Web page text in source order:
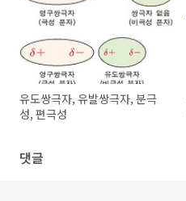
유도쌍극자, 유발쌍극자, 분극
성, 편극성
댓글